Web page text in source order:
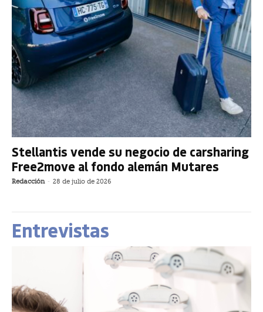
Stellantis vende su negocio de carsharing
Free2move al fondo alemán Mutares
Redacción - 28 de julio de 2026
Entrevistas